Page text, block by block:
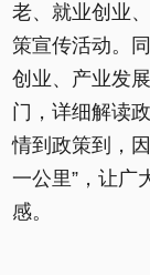
老、就业创业
策宣传活动。
创业、产业发
门，详细解读
情到政策到，
一公里”，让广
感。